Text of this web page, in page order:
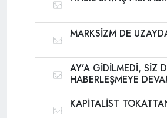
MARKSİZM DE
AY’A GİDİLMEDİ, SİZ
HABERLEŞMEYE
KAPİTALİST